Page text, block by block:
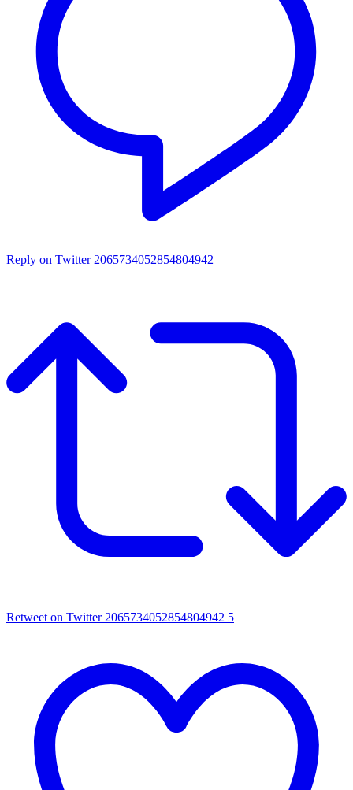
Reply on Twitter 2065734052854804942
Retweet on Twitter 2065734052854804942 5